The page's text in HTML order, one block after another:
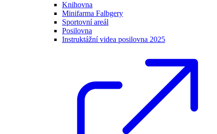
Knihovna
Minifarma Falbgery
Sportovní areál
Posilovna
Instruktážní videa posilovna 2025